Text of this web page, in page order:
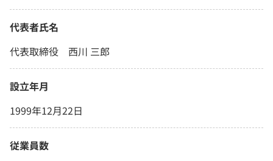
代表者氏名
代表取締役 西川 三郎
設立年月
1999年12月22日
従業員数